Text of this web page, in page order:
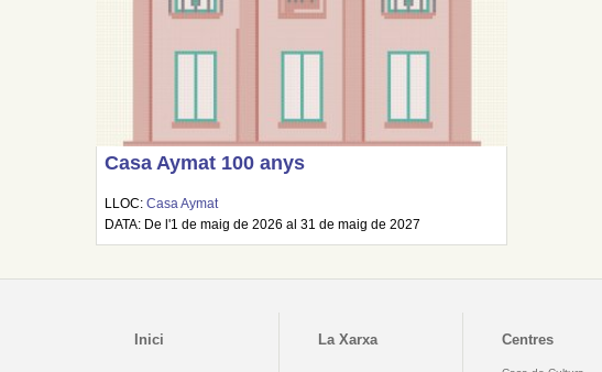
Casa Aymat 100 anys
LLOC:Casa Aymat
DATA: De l'1 de maig de 2026 al 31 de maig de 2027
Inici La Xarxa Centres